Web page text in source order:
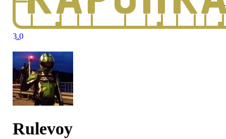
3.0
Rulevoy